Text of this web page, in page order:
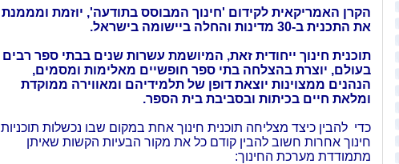
הקרן האמריקאית לקידום 'חינוך המבוסס בתודעה', יוזמת ומממנת
את התכנית ב-30 מדינות והחלה ביישומה בישראל.
תוכנית חינוך ייחודית זאת, המיושמת עשרות שנים בבתי ספר רבים
בעולם, יוצרת בהצלחה בתי ספר חופשיים מאלימות ומסמים,
הנהנים ממצוינות יוצאת דופן של תלמידיהם ומאווירה ממוקדת
ומלאת חיים בכיתות ובסביבת בית הספר.
כדי להבין כיצד מצליחה תוכנית חינוך אחת במקום שבו נכשלות תוכניות
חינוך אחרות חשוב להבין קודם כל את מקור הבעיות הקשות שאיתן
מתמודדת מערכת החינוך: